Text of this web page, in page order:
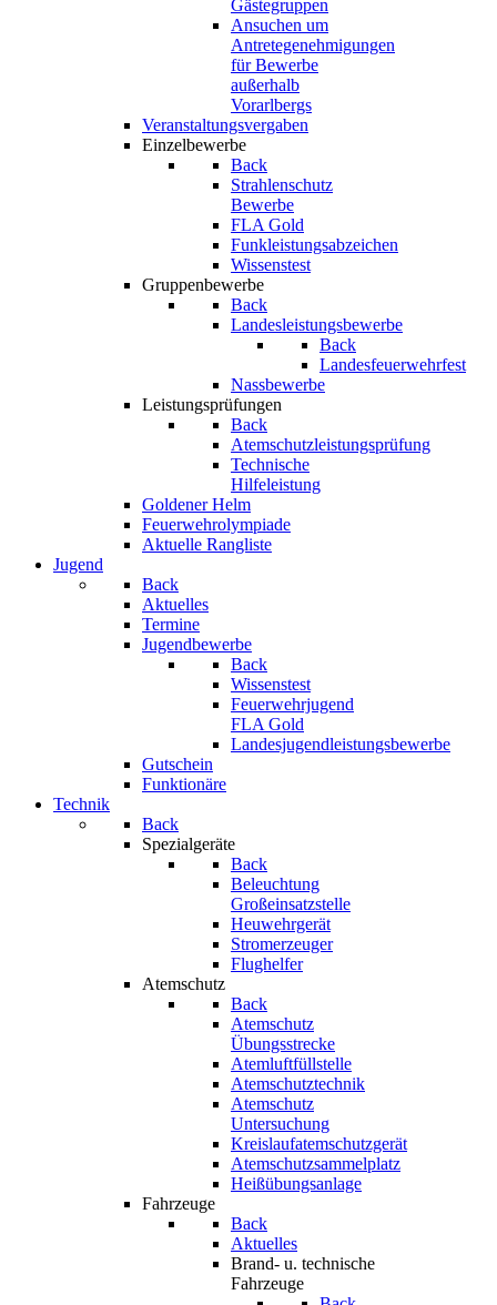
Gästegruppen
Ansuchen um
Antretegenehmigungen
für Bewerbe
außerhalb
Vorarlbergs
Veranstaltungsvergaben
Einzelbewerbe
Back
Strahlenschutz
Bewerbe
FLA Gold
Funkleistungsabzeichen
Wissenstest
Gruppenbewerbe
Back
Landesleistungsbewerbe
Back
Landesfeuerwehrfest
Nassbewerbe
Leistungsprüfungen
Back
Atemschutzleistungsprüfung
Technische
Hilfeleistung
Goldener Helm
Feuerwehrolympiade
Aktuelle Rangliste
Jugend
Back
Aktuelles
Termine
Jugendbewerbe
Back
Wissenstest
Feuerwehrjugend
FLA Gold
Landesjugendleistungsbewerbe
Gutschein
Funktionäre
Technik
Back
Spezialgeräte
Back
Beleuchtung
Großeinsatzstelle
Heuwehrgerät
Stromerzeuger
Flughelfer
Atemschutz
Back
Atemschutz
Übungsstrecke
Atemluftfüllstelle
Atemschutztechnik
Atemschutz
Untersuchung
Kreislaufatemschutzgerät
Atemschutzsammelplatz
Heißübungsanlage
Fahrzeuge
Back
Aktuelles
Brand- u. technische
Fahrzeuge